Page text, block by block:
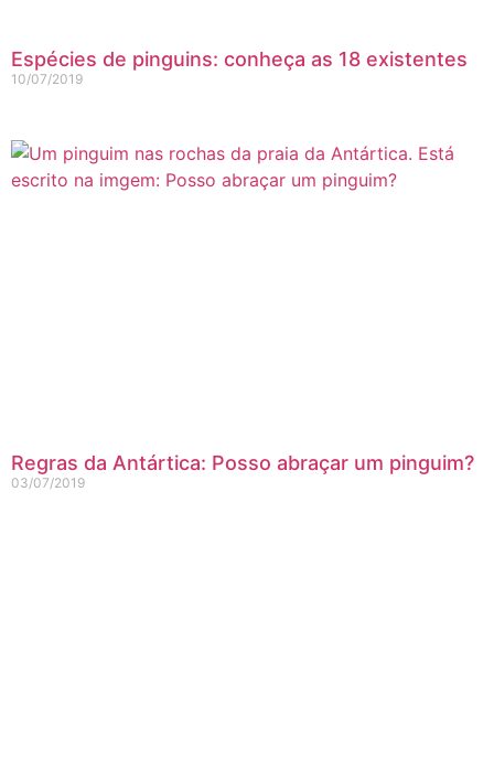
Espécies de pinguins: conheça as 18 existentes
10/07/2019
Regras da Antártica: Posso abraçar um pinguim?
03/07/2019